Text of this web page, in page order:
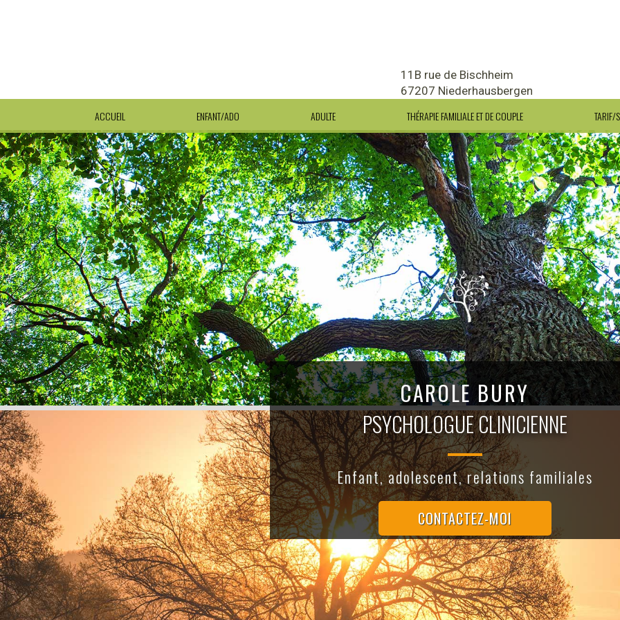
11B rue de Bischheim
67207 Niederhausbergen
ACCUEIL ENFANT/ADO ADULTE THÉRAPIE FAMILIALE ET DE COUPLE TARIF/
CAROLE BURY
PSYCHOLOGUE CLINICIENNE
Enfant, adolescent, relations familiales
CONTACTEZ-MOI